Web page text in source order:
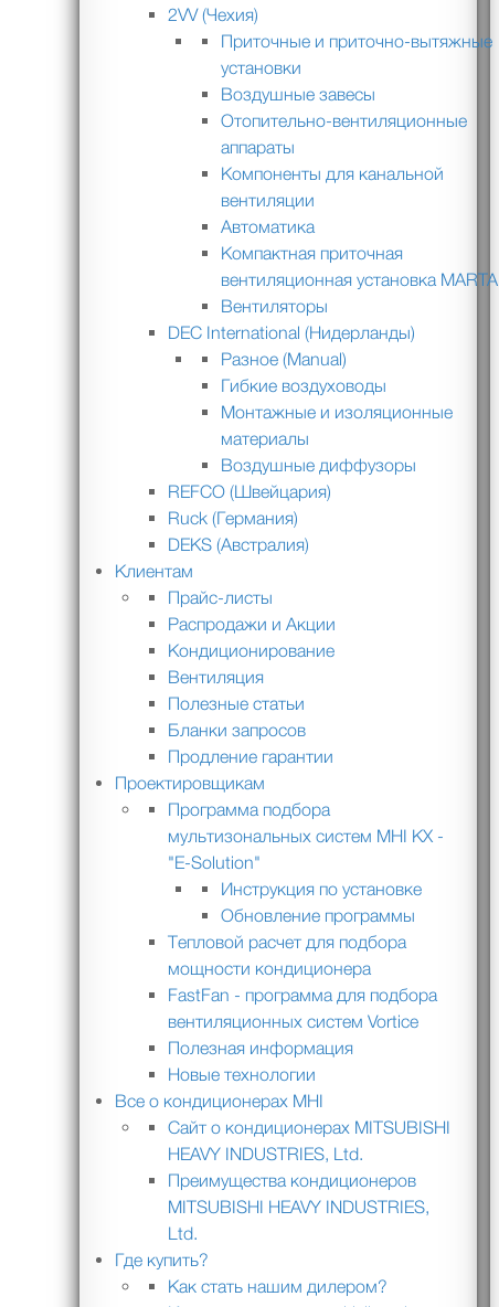
2VV (Чехия)
Приточные и приточно-вытяжные
установки
Воздушные завесы
Отопительно-вентиляционные
аппараты
Компоненты для канальной
вентиляции
Автоматика
Компактная приточная
вентиляционная установка MARTA
Вентиляторы
DEC International (Нидерланды)
Разное (Manual)
Гибкие воздуховоды
Монтажные и изоляционные
материалы
Воздушные диффузоры
REFCO (Швейцария)
Ruck (Германия)
DEKS (Австралия)
Клиентам
Прайс-листы
Распродажи и Акции
Кондиционирование
Вентиляция
Полезные статьи
Бланки запросов
Продление гарантии
Проектировщикам
Программа подбора
мультизональных систем MHI KX -
"E-Solution"
Инструкция по установке
Обновление программы
Тепловой расчет для подбора
мощности кондиционера
FastFan - программа для подбора
вентиляционных систем Vortice
Полезная информация
Новые технологии
Все о кондиционерах MHI
Сайт о кондиционерах MITSUBISHI
HEAVY INDUSTRIES, Ltd.
Преимущества кондиционеров
MITSUBISHI HEAVY INDUSTRIES,
Ltd.
Где купить?
Как стать нашим дилером?